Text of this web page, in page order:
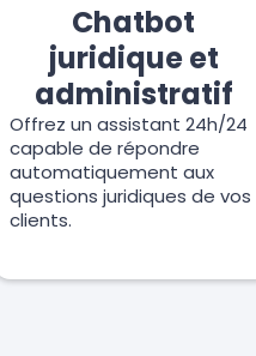
Chatbot
juridique et
administratif
Offrez un assistant 24h/24
capable de répondre
automatiquement aux
questions juridiques de vos
clients.